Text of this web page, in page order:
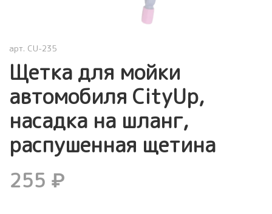
арт. CU-235
Щетка для мойки
автомобиля CityUp,
насадка на шланг,
распушенная щетина
255 ₽